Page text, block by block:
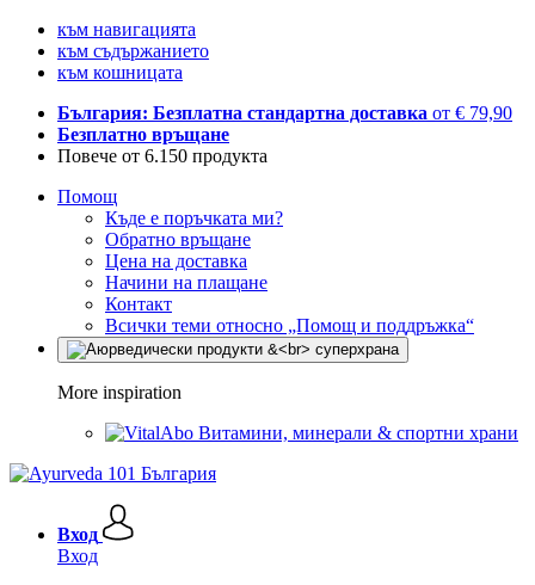
към навигацията
към съдържанието
към кошницата
България: Безплатна стандартна доставка от € 79,90
Безплатно връщане
Повече от 6.150 продукта
Помощ
Къде е поръчката ми?
Обратно връщане
Цена на доставка
Начини на плащане
Контакт
Всички теми относно „Помощ и поддръжка“
More inspiration
Витамини, минерали & спортни храни
Вход
Вход